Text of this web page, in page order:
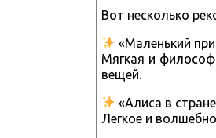
Вот несколько
«Маленький
Мягкая и
вещей.
«Алиса в
Легкое и